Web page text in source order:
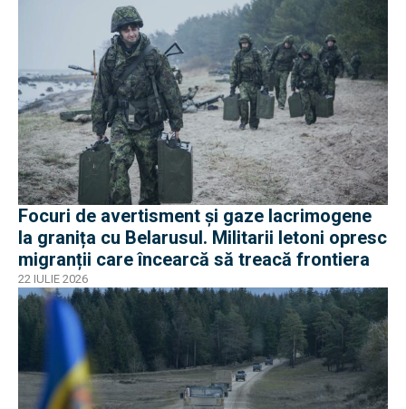
Focuri de avertisment și gaze lacrimogene
la granița cu Belarusul. Militarii letoni opresc
migranții care încearcă să treacă frontiera
22 IULIE 2026